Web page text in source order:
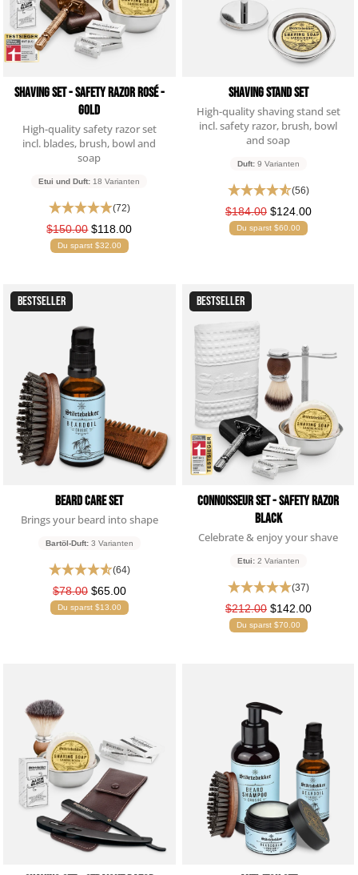
Shaving Set - Safety Razor Rosé -
Gold
High-quality safety razor set
incl. blades, brush, bowl and
soap
Etui und Duft:18 Varianten
(72)
$150.00$118.00
Du sparst $32.00
Shaving Stand Set
High-quality shaving stand set
incl. safety razor, brush, bowl
and soap
Duft: 9 Varianten
(56)
$184.00$124.00
Du sparst $60.00
BESTSELLER
Beard Care Set
Brings your beard into shape
Bartöl-Duft: 3 Varianten
(64)
$78.00$65.00
Du sparst $13.00
BESTSELLER
Connoisseur Set - Safety Razor
Black
Celebrate & enjoy your shave
Etui: 2 Varianten
(37)
$212.00$142.00
Du sparst $70.00